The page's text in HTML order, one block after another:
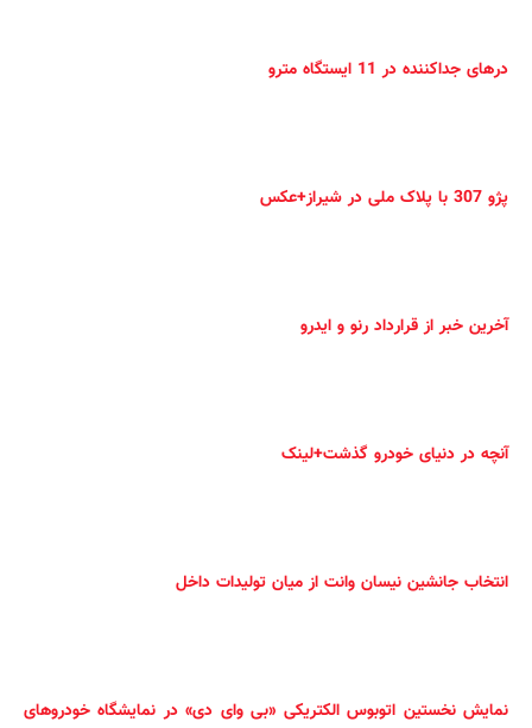
درهای جداکننده در 11 ایستگاه مترو
پژو 307 با پلاک ملی در شیراز+عکس
آخرین خبر از قرارداد رنو و ایدرو
آنچه در دنیای خودرو گذشت+لینک
انتخاب جانشین نیسان وانت از میان تولیدات داخل
نمایش نخستین اتوبوس الکتریکی «بی وای دی» در نمایشگاه خودروهای